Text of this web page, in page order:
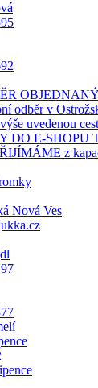
odběr v
uvedenou
DO E-SHOPU
z
Nová Ves